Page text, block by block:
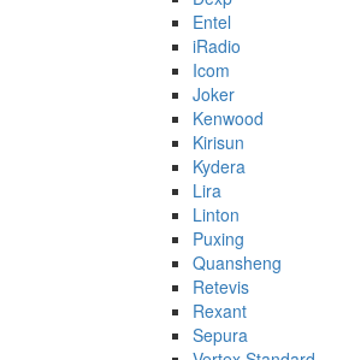
Entel
iRadio
Icom
Joker
Kenwood
Kirisun
Kydera
Lira
Linton
Puxing
Quansheng
Retevis
Rexant
Sepura